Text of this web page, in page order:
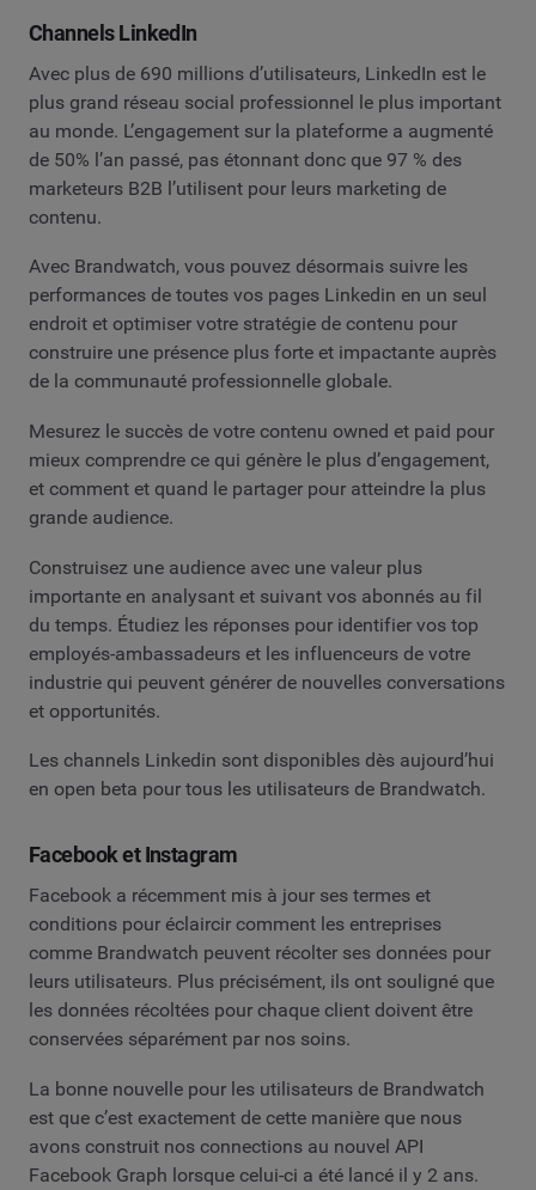
Channels LinkedIn
Avec plus de 690 millions d’utilisateurs, LinkedIn est le
plus grand réseau social professionnel le plus important
au monde. L’engagement sur la plateforme a augmenté
de 50% l’an passé, pas étonnant donc que 97 % des
marketeurs B2B l’utilisent pour leurs marketing de
contenu.
Avec Brandwatch, vous pouvez désormais suivre les
performances de toutes vos pages Linkedin en un seul
endroit et optimiser votre stratégie de contenu pour
construire une présence plus forte et impactante auprès
de la communauté professionnelle globale.
Mesurez le succès de votre contenu owned et paid pour
mieux comprendre ce qui génère le plus d’engagement,
et comment et quand le partager pour atteindre la plus
grande audience.
Construisez une audience avec une valeur plus
importante en analysant et suivant vos abonnés au fil
du temps. Étudiez les réponses pour identifier vos top
employés-ambassadeurs et les influenceurs de votre
industrie qui peuvent générer de nouvelles conversations
et opportunités.
Les channels Linkedin sont disponibles dès aujourd’hui
en open beta pour tous les utilisateurs de Brandwatch.
Facebook et Instagram
Facebook a récemment mis à jour ses termes et
conditions pour éclaircir comment les entreprises
comme Brandwatch peuvent récolter ses données pour
leurs utilisateurs. Plus précisément, ils ont souligné que
les données récoltées pour chaque client doivent être
conservées séparément par nos soins.
La bonne nouvelle pour les utilisateurs de Brandwatch
est que c’est exactement de cette manière que nous
avons construit nos connections au nouvel API
Facebook Graph lorsque celui-ci a été lancé il y 2 ans.